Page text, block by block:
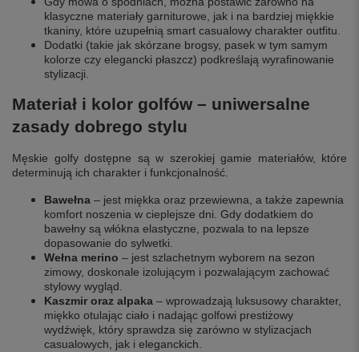
klasyczne materiały garniturowe, jak i na bardziej miękkie
tkaniny, które uzupełnią smart casualowy charakter outfitu.
Dodatki (takie jak skórzane brogsy, pasek w tym samym
kolorze czy elegancki płaszcz) podkreślają wyrafinowanie
stylizacji.
Materiał i kolor golfów – uniwersalne
zasady dobrego stylu
Męskie golfy dostępne są w szerokiej gamie materiałów, które
determinują ich charakter i funkcjonalność.
Bawełna – jest miękka oraz przewiewna, a także zapewnia
komfort noszenia w cieplejsze dni. Gdy dodatkiem do
bawełny są włókna elastyczne, pozwala to na lepsze
dopasowanie do sylwetki.
Wełna merino – jest szlachetnym wyborem na sezon
zimowy, doskonale izolującym i pozwalającym zachować
stylowy wygląd.
Kaszmir oraz alpaka – wprowadzają luksusowy charakter,
miękko otulając ciało i nadając golfowi prestiżowy
wydźwięk, który sprawdza się zarówno w stylizacjach
casualowych, jak i eleganckich.